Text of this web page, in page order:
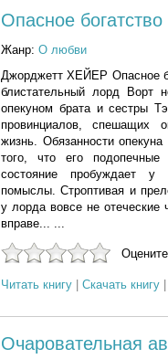
Опасное богатство
Жанр: О любви
Джорджетт ХЕЙЕР Опасное
блистательный лорд Ворт
опекуном брата и сестры
провинциалов, спешащих
жизнь. Обязанности
того, что его
состояние пробуждает
помыслы. Строптивая и
у лорда вовсе не отеческие
вправе... ...
Читать книгу Скачать книгу
Очаровательная